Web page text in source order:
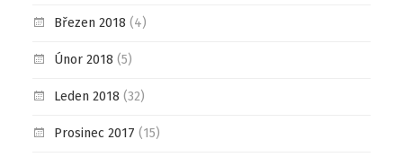
Březen 2018 (4)
Únor 2018 (5)
Leden 2018 (32)
Prosinec 2017 (15)